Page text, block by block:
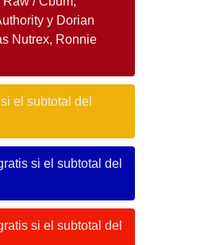
y Dorian
Nutrex, Ronnie
el subtotal del
si el subtotal del
si el subtotal del